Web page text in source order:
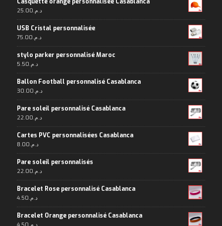
Casquette orange personnalisée Casablanca
د.م.25.00
USB Cristal personnalisée
د.م.75.00
stylo parker personnalisé Maroc
د.م.5.50
Ballon Football personnalisé Casablanca
د.م.30.00
Pare soleil personnalisé Casablanca
د.م.22.00
Cartes PVC personnalisées Casablanca
د.م.8.00
Pare soleil personnalisés
د.م.22.00
Bracelet Rose personnalisé Casablanca
د.م.4.50
Bracelet Orange personnalisé Casablanca